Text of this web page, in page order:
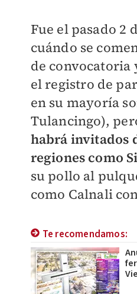
Fue el pasado 2
cuándo se
de convocatoria
el registro de
en su mayoría
Tulancingo),
habrá invitados
regiones como
su pollo al
como Calnali
Te recomendamos: